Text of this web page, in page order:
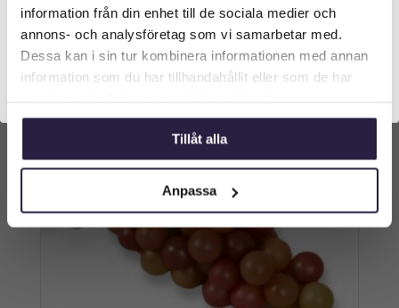
information från din enhet till de sociala medier och
annons- och analysföretag som vi samarbetar med.
Dessa kan i sin tur kombinera informationen med annan
information som du har tillhandahållit eller som de har
Tillåt alla
Anpassa
Företagskund (exkl. moms)
Privatkund (inkl. moms)